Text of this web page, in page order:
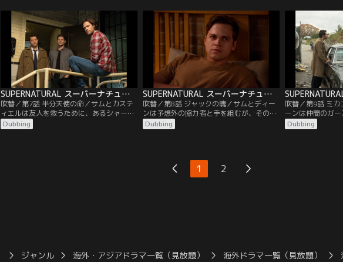
に対し、カスティエルはいくつかの賢明な
助言をする。
とに驚くジャック。カスティエルはそんな
ジャックの父親代わりをし続ける。
SUPERNATURAL スーパーナチュラル シーズン14 第07話／吹替
吹替／第7話 半分天使の命／サムとカステ
ィエルは友人を救うために、あるシャーマ
ンの居場所を見つけ出す。一方、妻と息子
の死を取り巻く謎を解く鍵を探し求めるニ
Dubbing
SUPERNATURAL スーパーナチュラル シーズン14 第08話／吹替
吹替／第8話 ジャックの魂／サムとディー
ンは予想外の協力者と手を組むが、そのこ
とが二人の人生を変えてしまう。一方、天
国が闇の勢力から攻撃を受け、カスティエ
Dubbing
吹替／第9話 ミ
ーンは仲間のガ
ミカエルの計画
れようとする。
Dubbing
1 2
ジャンル 海外・アジアドラマ一覧（見放題） 海外ドラマ一覧（見放題）